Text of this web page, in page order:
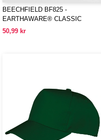
BEECHFIELD BF825 -
EARTHAWARE® CLASSIC
ORGANIC COTTON 5 PANEL CAP
50,99 kr